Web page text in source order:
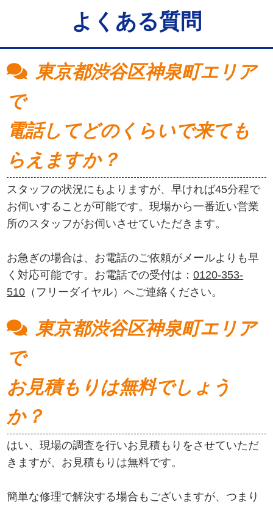
よくある質問
東京都渋谷区神泉町エリア
で
電話してどのくらいで来ても
らえますか？
スタッフの状況にもよりますが、早ければ45分程で
お伺いすることが可能です。現場から一番近い営業
所のスタッフがお伺いさせていただきます。
お急ぎの場合は、お電話のご依頼がメールよりも早
く対応可能です。お電話での受付は：0120-353-
510 （フリーダイヤル）へご連絡ください。
東京都渋谷区神泉町エリア
で
お見積もりは無料でしょう
か？
はい、現場の調査を行いお見積もりをさせていただ
きますが、お見積もりは無料です。
簡単な修理で解決する場合もございますが、つまり